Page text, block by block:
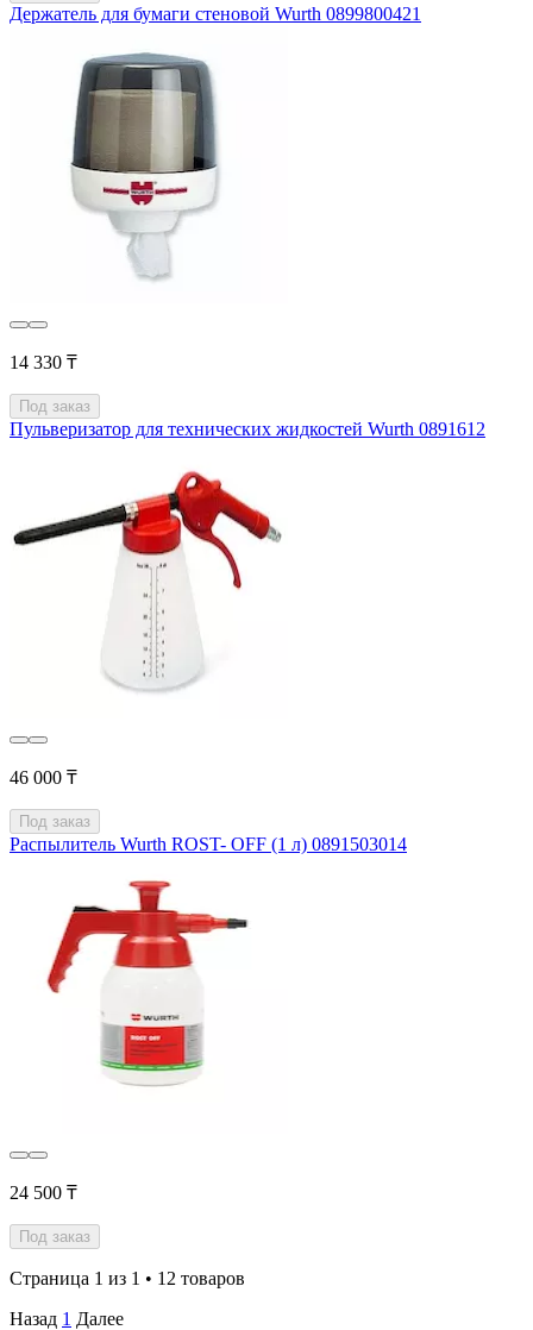
Держатель для бумаги стеновой Wurth 0899800421
14 330 ₸
Под заказ
Пульверизатор для технических жидкостей Wurth 0891612
46 000 ₸
Под заказ
Распылитель Wurth ROST- OFF (1 л) 0891503014
24 500 ₸
Под заказ
Страница 1 из 1 • 12 товаров
Назад 1 Далее